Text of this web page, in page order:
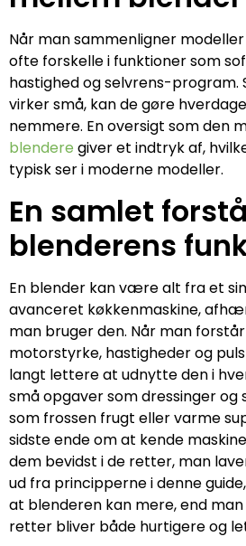
Når man sammenligner
ofte forskelle i funktioner som
hastighed og selvrens-program.
virker små, kan de gøre
nemmere. En oversigt som den
blendere giver et indtryk af,
typisk ser i moderne modeller.
En samlet
blenderens
En blender kan være alt fra et
avanceret køkkenmaskine,
man bruger den. Når man
motorstyrke, hastigheder og
langt lettere at udnytte den i
små opgaver som dressinger
som frossen frugt eller varme
sidste ende om at kende
dem bevidst i de retter, man
ud fra principperne i denne
at blenderen kan mere, end
retter bliver både hurtigere og